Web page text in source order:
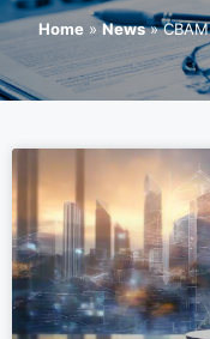
Home » News » CBAM